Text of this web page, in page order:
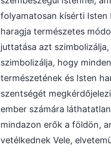
folyamatosan kísérti Isten
haragja természetes
juttatása azt
szimbolizálja, hogy
természetének és Isten
szentségét
ember számára
mindazon erők a földön,
vetélkednek Vele,